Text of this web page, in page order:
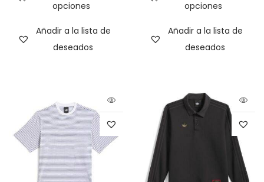
opciones
Añadir a la lista de
deseados
opciones
Añadir a la lista de
deseados